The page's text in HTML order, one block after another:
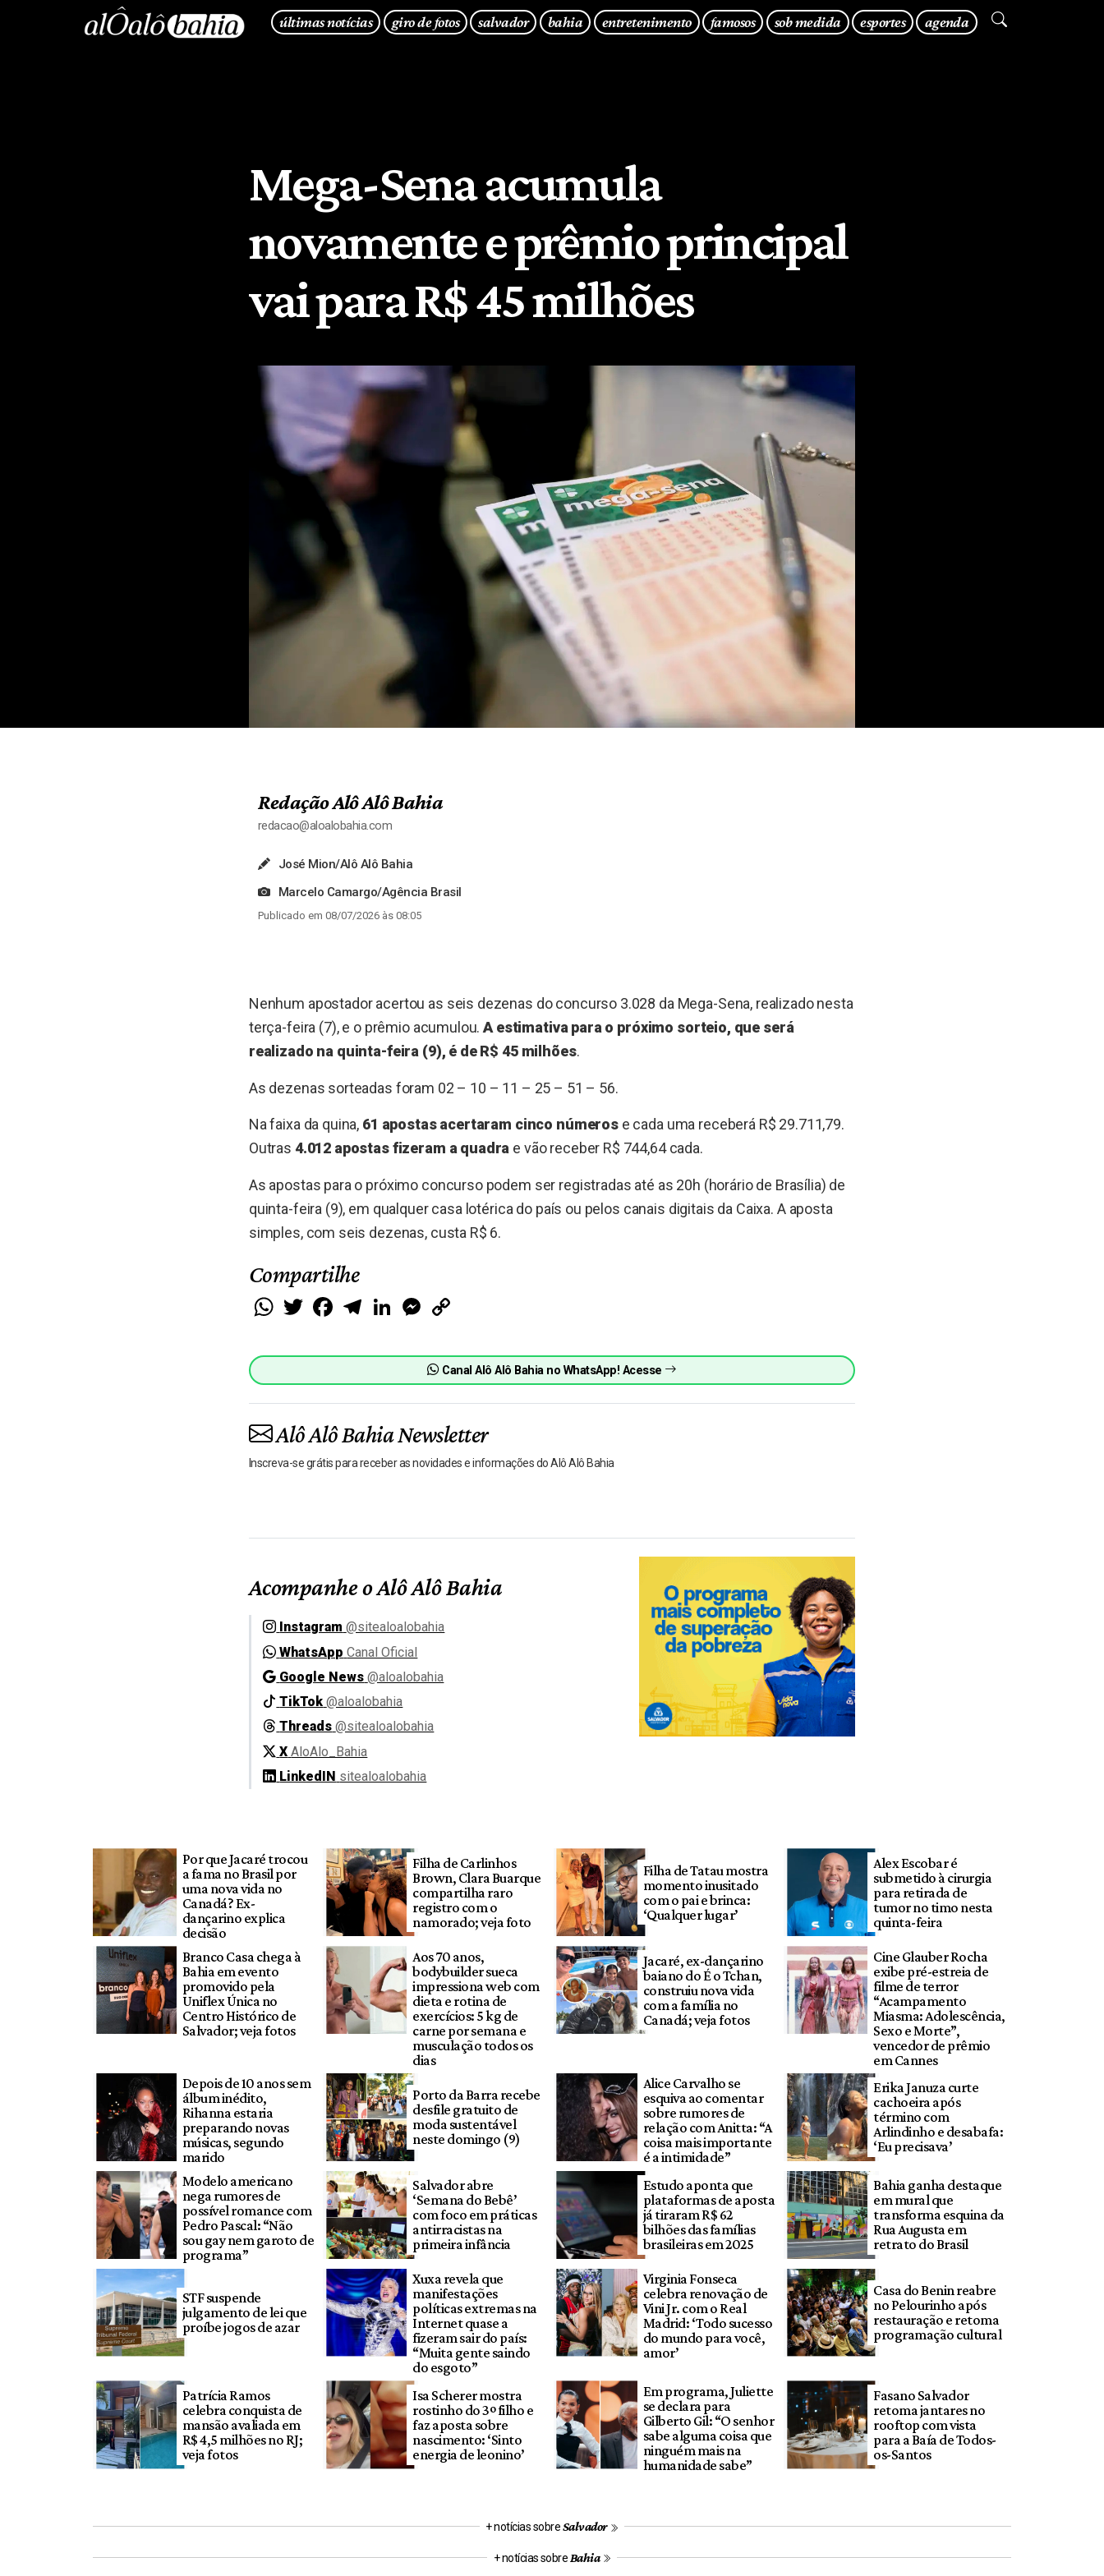
últimas notícias giro de fotos salvador bahia entretenimento famosos sob medida esportes agenda
Mega-Sena acumula
novamente e prêmio principal
vai para R$ 45 milhões
Redação Alô Alô Bahia
redacao@aloalobahia.com
José Mion/Alô Alô Bahia
Marcelo Camargo/Agência Brasil
Publicado em 08/07/2026 às 08:05
Nenhum apostador acertou as seis dezenas do concurso 3.028 da Mega-Sena, realizado nesta
terça-feira (7), e o prêmio acumulou.A estimativa para o próximo sorteio, que será
realizado na quinta-feira (9), é de R$ 45 milhões.
As dezenas sorteadas foram 02 – 10 – 11 – 25 – 51 – 56.
Na faixa da quina, 61 apostas acertaram cinco númerose cada uma receberá R$ 29.711,79.
Outras 4.012 apostas fizeram a quadra e vão receber R$ 744,64 cada.
As apostas para o próximo concurso podem ser registradas até as 20h (horário de Brasília) de
quinta-feira (9), em qualquer casa lotérica do país ou pelos canais digitais da Caixa. A aposta
simples, com seis dezenas, custa R$ 6.
Compartilhe
WhatsApp
Twitter FacebookTelegramLinkedIn Messenger
Canal Alô Alô Bahia no WhatsApp! Acesse
Alô Alô Bahia Newsletter
Inscreva-se grátis para receber as novidades e informações do Alô Alô Bahia
Acompanhe o Alô Alô Bahia
Instagram @sitealoalobahia
WhatsApp Canal Oficial
Google News @aloalobahia
TikTok @aloalobahia
Threads @sitealoalobahia
X AloAlo_Bahia
LinkedIN sitealoalobahia
Por que Jacaré trocou
a fama no Brasil por
uma nova vida no
Canadá? Ex-
dançarino explica
decisão
Filha de Carlinhos
Brown, Clara Buarque
compartilha raro
registro com o
namorado; veja foto
Filha de Tatau mostra
momento inusitado
com o pai e brinca:
‘Qualquer lugar’
Alex Escobar é
submetido à cirurgia
para retirada de
tumor no timo nesta
quinta-feira
Branco Casa chega à
Bahia em evento
promovido pela
Uniflex Única no
Centro Histórico de
Salvador; veja fotos
Aos 70 anos,
bodybuilder sueca
impressiona web com
dieta e rotina de
exercícios: 5 kg de
carne por semana e
musculação todos os
dias
Jacaré, ex-dançarino
baiano do É o Tchan,
construiu nova vida
com a família no
Canadá; veja fotos
Cine Glauber Rocha
exibe pré-estreia de
filme de terror
“Acampamento
Miasma: Adolescência,
Sexo e Morte”,
vencedor de prêmio
em Cannes
Depois de 10 anos sem
álbum inédito,
Rihanna estaria
preparando novas
músicas, segundo
marido
Porto da Barra recebe
desfile gratuito de
moda sustentável
neste domingo (9)
Alice Carvalho se
esquiva ao comentar
sobre rumores de
relação com Anitta: “A
coisa mais importante
é a intimidade”
Erika Januza curte
cachoeira após
término com
Arlindinho e desabafa:
‘Eu precisava’
Modelo americano
nega rumores de
possível romance com
Pedro Pascal: “Não
sou gay nem garoto de
programa”
Salvador abre
‘Semana do Bebê’
com foco em práticas
antirracistas na
primeira infância
Estudo aponta que
plataformas de aposta
já tiraram R$ 62
bilhões das famílias
brasileiras em 2025
Bahia ganha destaque
em mural que
transforma esquina da
Rua Augusta em
retrato do Brasil
STF suspende
julgamento de lei que
proíbe jogos de azar
Xuxa revela que
manifestações
políticas extremas na
Internet quase a
fizeram sair do país:
“Muita gente saindo
do esgoto”
Virginia Fonseca
celebra renovação de
Vini Jr. com o Real
Madrid: ‘Todo sucesso
do mundo para você,
amor’
Casa do Benin reabre
no Pelourinho após
restauração e retoma
programação cultural
Patrícia Ramos
celebra conquista de
mansão avaliada em
R$ 4,5 milhões no RJ;
veja fotos
Isa Scherer mostra
rostinho do 3º filho e
faz aposta sobre
nascimento: ‘Sinto
energia de leonino’
Em programa, Juliette
se declara para
Gilberto Gil: “O senhor
sabe alguma coisa que
ninguém mais na
humanidade sabe”
Fasano Salvador
retoma jantares no
rooftop com vista
para a Baía de Todos-
os-Santos
+ notícias sobreSalvador
+ notícias sobre Bahia